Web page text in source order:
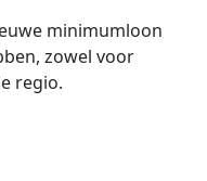
minimumloon
zowel voor
regio.